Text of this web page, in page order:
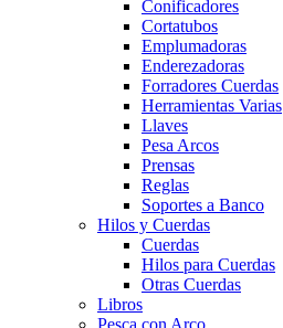
Conificadores
Cortatubos
Emplumadoras
Enderezadoras
Forradores Cuerdas
Herramientas Varias
Llaves
Pesa Arcos
Prensas
Reglas
Soportes a Banco
Hilos y Cuerdas
Cuerdas
Hilos para Cuerdas
Otras Cuerdas
Libros
Pesca con Arco